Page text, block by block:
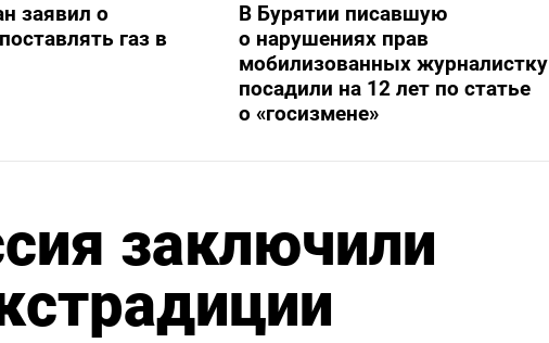
заявил о
газ в
В Бурятии писавшую
о нарушениях прав
мобилизованных журналистку
посадили на 12 лет по статье
о «госизмене»
заключили